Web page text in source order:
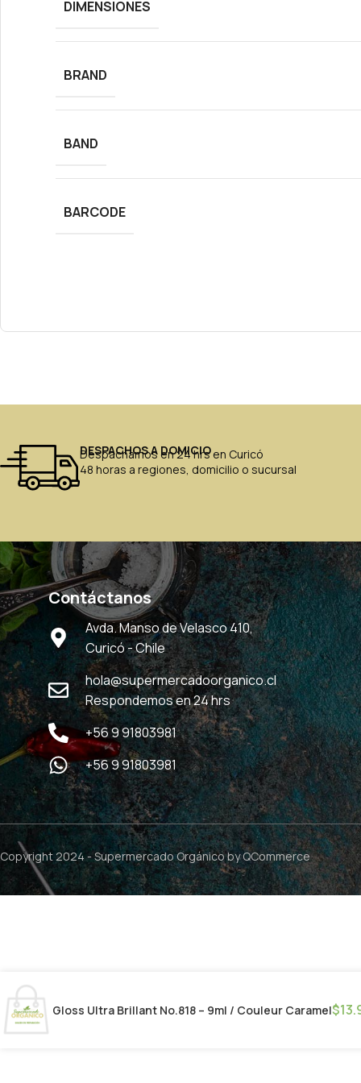
DIMENSIONES
BRAND
BAND
BARCODE
DESPACHOS A DOMICIO
Despachamos en 24 hrs en Curicó
48 horas a regiones, domicilio o sucursal
Contáctanos
Avda. Manso de Velasco 410,
Curicó - Chile
hola@supermercadoorganico.cl
Respondemos en 24 hrs
+56 9 91803981
+56 9 91803981
Copyright 2024 -Supermercado Orgánicoby QCommerce
Gloss Ultra Brillant No.818 – 9ml / Couleur Caramel‎$